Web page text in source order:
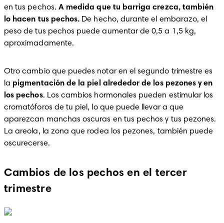
en tus pechos. A medida que tu barriga crezca, también
lo hacen tus pechos. De hecho, durante el embarazo, el
peso de tus pechos puede aumentar de 0,5 a 1,5 kg,
aproximadamente.
Otro cambio que puedes notar en el segundo trimestre es
la pigmentación de la piel alrededor de los pezones y en
los pechos. Los cambios hormonales pueden estimular los
cromatóforos de tu piel, lo que puede llevar a que
aparezcan manchas oscuras en tus pechos y tus pezones.
La areola, la zona que rodea los pezones, también puede
oscurecerse.
Cambios de los pechos en el tercer
trimestre